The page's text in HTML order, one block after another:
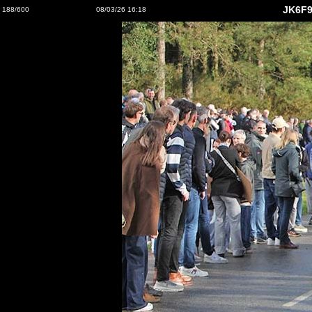
188/600 08/03/26 16:18